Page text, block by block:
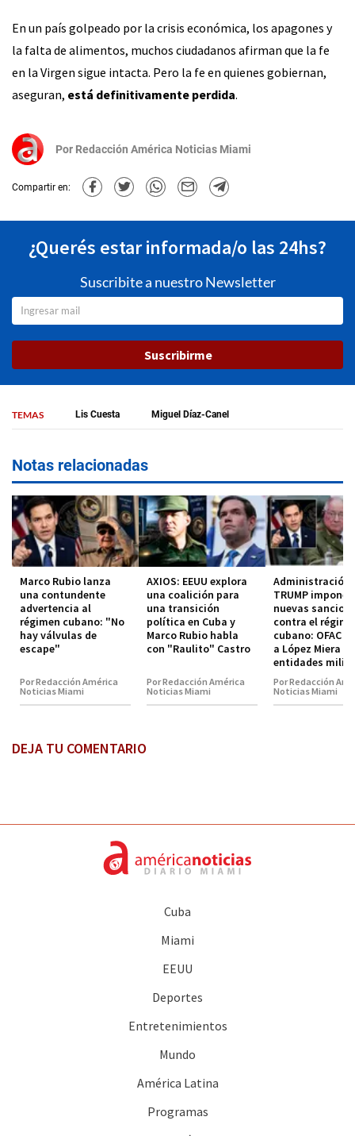
En un país golpeado por la crisis económica, los apagones y
la falta de alimentos, muchos ciudadanos afirman que la fe
en la Virgen sigue intacta. Pero la fe en quienes gobiernan,
aseguran, está definitivamente perdida.
Por Redacción América Noticias Miami
Compartir en:
¿Querés estar informada/o las 24hs?
Suscribite a nuestro Newsletter
Suscribirme
TEMAS Lis Cuesta Miguel Díaz-Canel
Notas relacionadas
Marco Rubio lanza
una contundente
advertencia al
régimen cubano: "No
hay válvulas de
escape"
Por Redacción América
Noticias Miami
AXIOS: EEUU explora
una coalición para
una transición
política en Cuba y
Marco Rubio habla
con "Raulito" Castro
Por Redacción América
Noticias Miami
Administración
TRUMP impone
nuevas
contra el
cubano: OFAC
a López Miera y
entidades
Por Redacción
Noticias Miami
DEJA TU COMENTARIO
Cuba
Miami
EEUU
Deportes
Entretenimientos
Mundo
América Latina
Programas